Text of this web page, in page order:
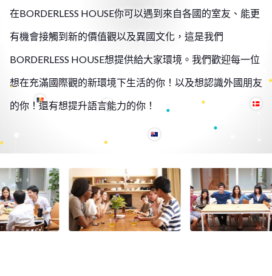
在BORDERLESS HOUSE你可以遇到來自各國的室友、能更
有機會接觸到新的價值觀以及異國文化，這是我們
BORDERLESS HOUSE想提供給大家環境。我們歡迎每一位
想在充滿國際觀的新環境下生活的你！以及想認識外國朋友
的你！還有想提升語言能力的你！